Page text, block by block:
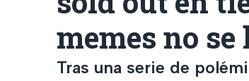
memes no
Tras una serie de